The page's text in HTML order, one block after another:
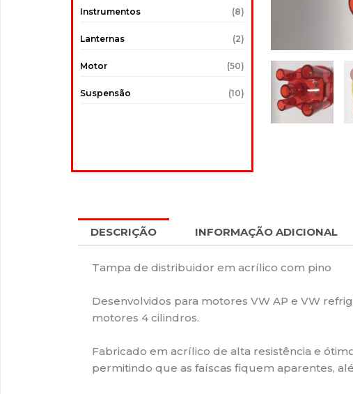
Instrumentos (8)
Lanternas (2)
Motor (50)
Suspensão (10)
DESCRIÇÃO INFORMAÇÃO ADICIONAL
Tampa de distribuidor em acrílico com pino
Desenvolvidos para motores VW AP e VW
motores 4 cilindros.
Fabricado em acrílico de alta resistência e
permitindo que as faíscas fiquem aparentes,